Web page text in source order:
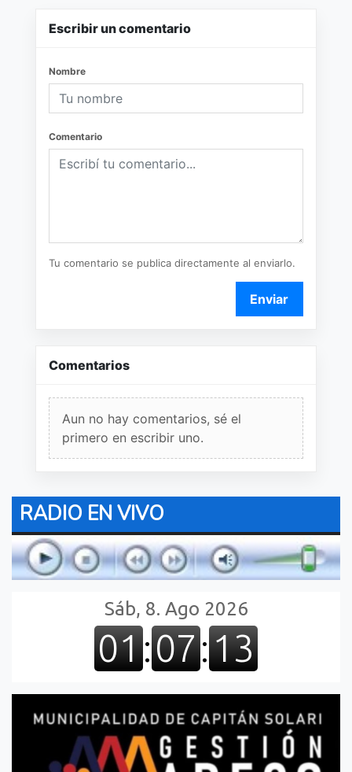
Escribir un comentario
Nombre
Comentario
Tu comentario se publica directamente al enviarlo.
Enviar
Comentarios
Aun no hay comentarios, sé el
primero en escribir uno.
RADIO EN VIVO